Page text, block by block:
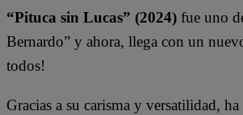
“Pituca sin Lucas” (2024) fue uno
Bernardo” y ahora, llega con un
todos!
Gracias a su carisma y versatilidad,